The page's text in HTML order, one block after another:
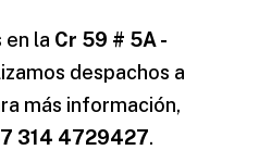
en la Cr 59 # 5A -
despachos a
más información,
314 4729427.